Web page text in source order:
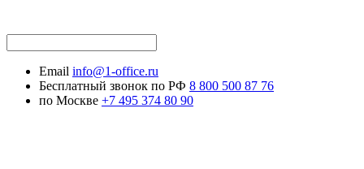
Email info@1-office.ru
Бесплатный звонок по РФ 8 800 500 87 76
по Москве +7 495 374 80 90